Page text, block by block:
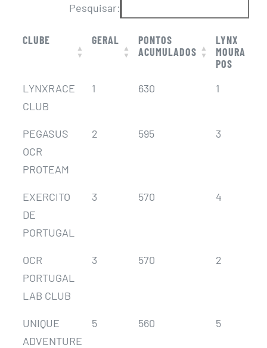
Pesquisar:
CLUBE GERAL
PONTOS
ACUMULADOS
LYNX
MOURA
POS
ACUMULADOS
MOURA
LYNXRACE
CLUB
1 630 1
PEGASUS
OCR
PROTEAM
2 595 3
EXERCITO
DE
PORTUGAL
3 570 4
OCR
PORTUGAL
LAB CLUB
3 570 2
UNIQUE
ADVENTURE
5 560 5